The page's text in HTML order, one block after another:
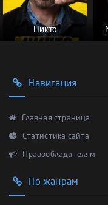
Никто
Навигация
Главная страница
Статистика сайта
Правообладателям
По жанрам